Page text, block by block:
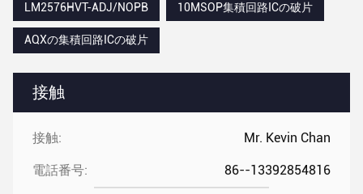
接触
接触: Mr. Kevin Chan
電話番号: 86--13392854816
LM2576HVT-ADJ/NOPB
10MSOP集積回路ICの破片
AQXの集積回路ICの破片